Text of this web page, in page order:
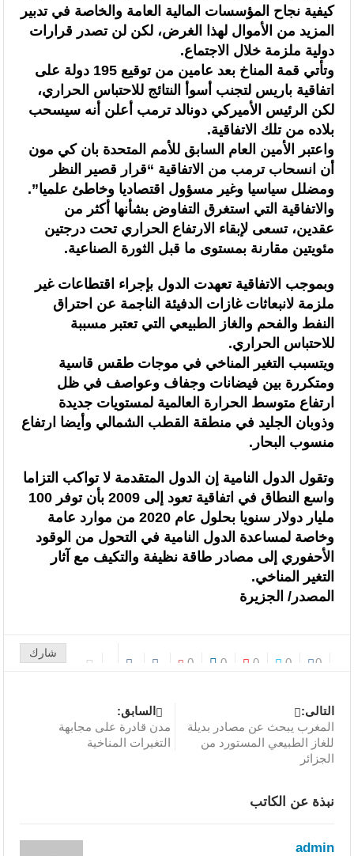
كيفية نجاح المؤسسات المالية العامة والخاصة في تدبير
المزيد من الأموال لهذا الغرض، لكن لن تصدر قرارات
دولية ملزمة خلال الاجتماع.
وتأتي قمة المناخ بعد عامين من توقيع 195 دولة على
اتفاقية باريس لتجنب أسوأ النتائج للاحتباس الحراري،
لكن الرئيس الأميركي دونالد ترمب أعلن أنه سيسحب
بلاده من تلك الاتفاقية.
واعتبر الأمين العام السابق للأمم المتحدة بان كي مون
أن انسحاب ترمب من الاتفاقية “قرار قصير النظر
ومضلل سياسيا وغير مسؤول اقتصاديا وخاطئ علميا”.
والاتفاقية التي استغرق التفاوض بشأنها أكثر من
عقدين، تسعى لإبقاء الارتفاع الحراري تحت درجتين
مئويتين مقارنة بمستوى ما قبل الثورة الصناعية.
وبموجب الاتفاقية تعهدت الدول بإجراء اقتطاعات غير
ملزمة لانبعاثات غازات الدفيئة الناجمة عن احتراق
النفط والفحم والغاز الطبيعي التي تعتبر مسببة
للاحتباس الحراري.
ويتسبب التغير المناخي في موجات طقس قاسية
ومتكررة بين فيضانات وجفاف وعواصف في ظل
ارتفاع متوسط الحرارة العالمية لمستويات جديدة
وذوبان الجليد في منطقة القطب الشمالي وأيضا ارتفاع
منسوب البحار.
وتقول الدول النامية إن الدول المتقدمة لا تواكب التزاما
واسع النطاق في اتفاقية تعود إلى 2009 بأن توفر 100
مليار دولار سنويا بحلول عام 2020 من موارد عامة
وخاصة لمساعدة الدول النامية في التحول من الوقود
الأحفوري إلى مصادر طاقة نظيفة والتكيف مع آثار
التغير المناخي.
المصدر/ الجزيرة
شارك
0
0
0
0
0
السابق:
مدن قادرة على مجابهة
التغيرات المناخية
التالى:
المغرب يبحث عن مصادر بديلة
للغاز الطبيعي المستورد من
الجزائر
نبذة عن الكاتب
admin